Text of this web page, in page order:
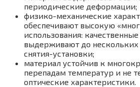
периодические деформации;
физико-механические
обеспечивают высокую
использования:
выдерживают до нескольких
снятия-установки;
материал устойчив к
перепадам температур и не
оптические характеристики.